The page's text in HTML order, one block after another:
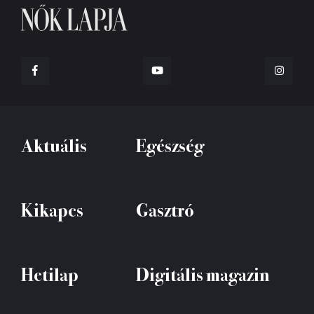
Aktuális Egészség
Kikapcs Gasztró
Hetilap Digitális magazin